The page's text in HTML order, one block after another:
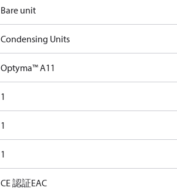
Bare unit
Condensing Units
Optyma™ A11
1
1
1
CE 認証EAC